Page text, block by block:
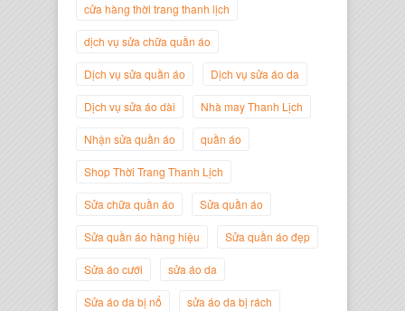
Nguyễn Minh Đức
Giám Đốc Công ty Cây Xanh Gia
Nguyễn
cửa hàng thời trang thanh lịch
dịch vụ sửa chữa quần áo
Dịch vụ sửa quần áo Dịch vụ sửa áo da
Dịch vụ sửa áo dài Nhà may Thanh Lịch
Nhận sửa quần áo quần áo
Shop Thời Trang Thanh Lịch
Sửa chữa quần áo Sửa quần áo
Sửa quần áo hàng hiệu Sửa quần áo đẹp
Sửa áo cưới sửa áo da
Sửa áo da bị nổ sửa áo da bị rách